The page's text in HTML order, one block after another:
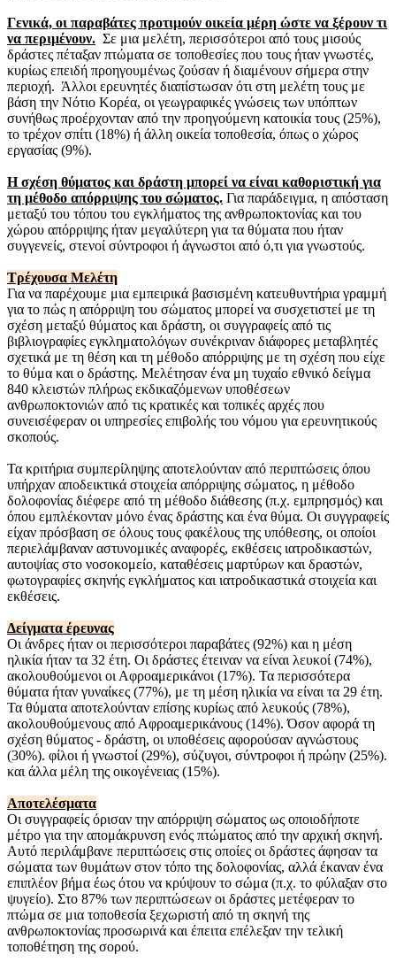
Γενικά, οι παραβάτες προτιμούν οικεία μέρη ώστε να ξέρουν τι
να περιμένουν. Σε μια μελέτη, περισσότεροι από τους μισούς
δράστες πέταξαν πτώματα σε τοποθεσίες που τους ήταν γνωστές,
κυρίως επειδή προηγουμένως ζούσαν ή διαμένουν σήμερα στην
περιοχή. Άλλοι ερευνητές διαπίστωσαν ότι στη μελέτη τους με
βάση την Νότιο Κορέα, οι γεωγραφικές γνώσεις των υπόπτων
συνήθως προέρχονταν από την προηγούμενη κατοικία τους (25%),
το τρέχον σπίτι (18%) ή άλλη οικεία τοποθεσία, όπως ο χώρος
εργασίας (9%).
Η σχέση θύματος και δράστη μπορεί να είναι καθοριστική για
τη μέθοδο απόρριψης του σώματος. Για παράδειγμα, η απόσταση
μεταξύ του τόπου του εγκλήματος της ανθρωποκτονίας και του
χώρου απόρριψης ήταν μεγαλύτερη για τα θύματα που ήταν
συγγενείς, στενοί σύντροφοι ή άγνωστοι από ό,τι για γνωστούς.
Τρέχουσα Μελέτη
Για να παρέχουμε μια εμπειρικά βασισμένη κατευθυντήρια γραμμή
για το πώς η απόρριψη του σώματος μπορεί να συσχετιστεί με τη
σχέση μεταξύ θύματος και δράστη, οι συγγραφείς από τις
βιβλιογραφίες εγκληματολόγων συνέκριναν διάφορες μεταβλητές
σχετικά με τη θέση και τη μέθοδο απόρριψης με τη σχέση που είχε
το θύμα και ο δράστης. Μελέτησαν ένα μη τυχαίο εθνικό δείγμα
840 κλειστών πλήρως εκδικαζόμενων υποθέσεων
ανθρωποκτονιών από τις κρατικές και τοπικές αρχές που
συνεισέφεραν οι υπηρεσίες επιβολής του νόμου για ερευνητικούς
σκοπούς.
Τα κριτήρια συμπερίληψης αποτελούνταν από περιπτώσεις όπου
υπήρχαν αποδεικτικά στοιχεία απόρριψης σώματος, η μέθοδο
δολοφονίας διέφερε από τη μέθοδο διάθεσης (π.χ. εμπρησμός) και
όπου εμπλέκονταν μόνο ένας δράστης και ένα θύμα. Οι συγγραφείς
είχαν πρόσβαση σε όλους τους φακέλους της υπόθεσης, οι οποίοι
περιελάμβαναν αστυνομικές αναφορές, εκθέσεις ιατροδικαστών,
αυτοψίας στο νοσοκομείο, καταθέσεις μαρτύρων και δραστών,
φωτογραφίες σκηνής εγκλήματος και ιατροδικαστικά στοιχεία και
εκθέσεις.
Δείγματα έρευνας
Οι άνδρες ήταν οι περισσότεροι παραβάτες (92%) και η μέση
ηλικία ήταν τα 32 έτη. Οι δράστες έτειναν να είναι λευκοί (74%),
ακολουθούμενοι οι Αφροαμερικάνοι (17%). Τα περισσότερα
θύματα ήταν γυναίκες (77%), με τη μέση ηλικία να είναι τα 29 έτη.
Τα θύματα αποτελούνταν επίσης κυρίως από λευκούς (78%),
ακολουθούμενους από Αφροαμερικάνους (14%). Όσον αφορά τη
σχέση θύματος - δράστη, οι υποθέσεις αφορούσαν αγνώστους
(30%). φίλοι ή γνωστοί (29%), σύζυγοι, σύντροφοι ή πρώην (25%).
και άλλα μέλη της οικογένειας (15%).
Αποτελέσματα
Οι συγγραφείς όρισαν την απόρριψη σώματος ως οποιοδήποτε
μέτρο για την απομάκρυνση ενός πτώματος από την αρχική σκηνή.
Αυτό περιλάμβανε περιπτώσεις στις οποίες οι δράστες άφησαν τα
σώματα των θυμάτων στον τόπο της δολοφονίας, αλλά έκαναν ένα
επιπλέον βήμα έως ότου να κρύψουν το σώμα (π.χ. το φύλαξαν στο
ψυγείο). Στο 87% των περιπτώσεων οι δράστες μετέφεραν το
πτώμα σε μια τοποθεσία ξεχωριστή από τη σκηνή της
ανθρωποκτονίας προσωρινά και έπειτα επέλεξαν την τελική
τοποθέτηση της σορού.